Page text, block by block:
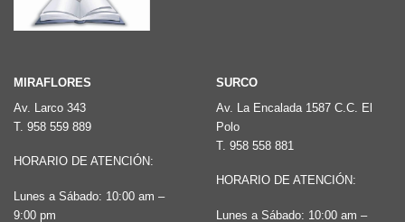
MIRAFLORES
Av. Larco 343
T. 958 559 889
HORARIO DE ATENCIÓN:
Lunes a Sábado: 10:00 am –
9:00 pm
SURCO
Av. La Encalada 1587 C.C. El
Polo
T. 958 558 881
HORARIO DE ATENCIÓN:
Lunes a Sábado: 10:00 am –